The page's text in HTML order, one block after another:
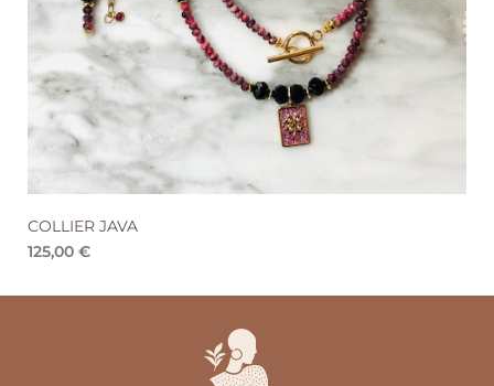
COLLIER CENOTE
125,00